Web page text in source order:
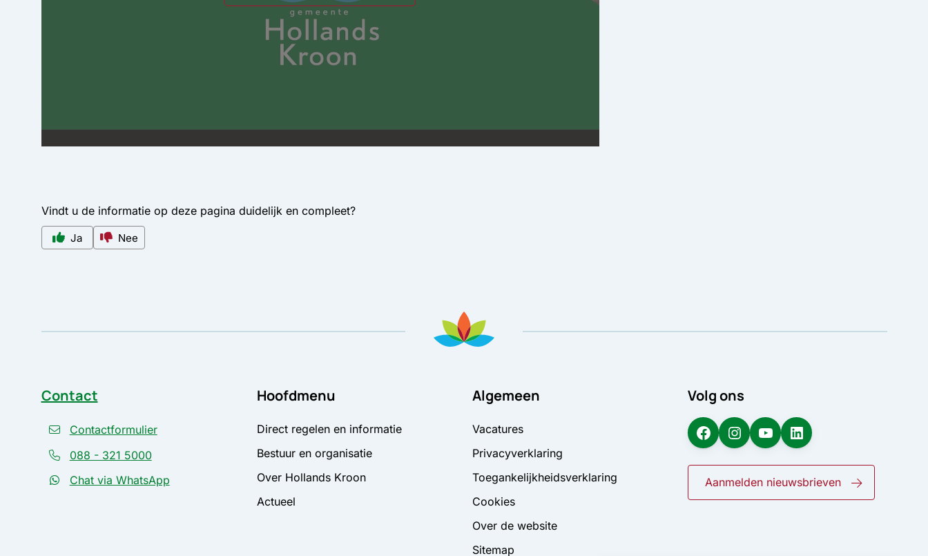
Vindt u de informatie op deze pagina duidelijk en compleet?
Ja Nee
Contact
Contactformulier
088 - 321 5000
Chat via WhatsApp
Hoofdmenu
Direct regelen en informatie
Bestuur en organisatie
Over Hollands Kroon
Actueel
Algemeen
Vacatures
Privacyverklaring
Toegankelijkheidsverklaring
Cookies
Over de website
Sitemap
Volg ons
Facebook
Instagram
YouTubeLinkedIn
Aanmelden nieuwsbrieven